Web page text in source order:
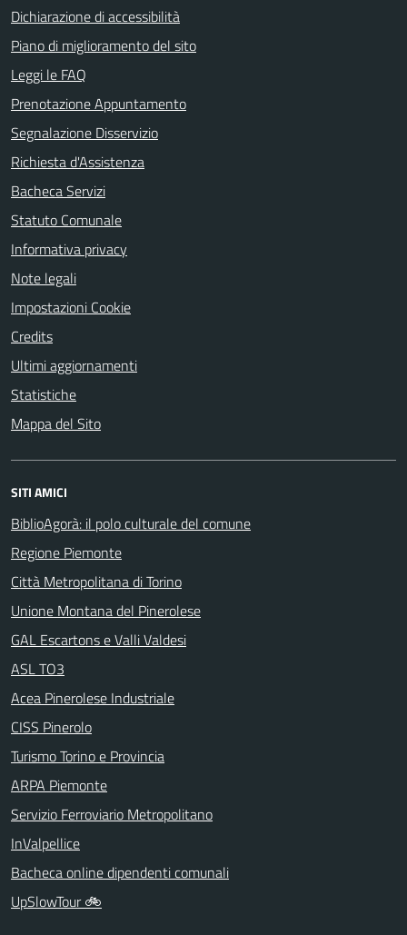
Dichiarazione di accessibilità
Piano di miglioramento del sito
Leggi le FAQ
Prenotazione Appuntamento
Segnalazione Disservizio
Richiesta d'Assistenza
Bacheca Servizi
Statuto Comunale
Informativa privacy
Note legali
Impostazioni Cookie
Credits
Ultimi aggiornamenti
Statistiche
Mappa del Sito
SITI AMICI
BiblioAgorà: il polo culturale del comune
Regione Piemonte
Città Metropolitana di Torino
Unione Montana del Pinerolese
GAL Escartons e Valli Valdesi
ASL TO3
Acea Pinerolese Industriale
CISS Pinerolo
Turismo Torino e Provincia
ARPA Piemonte
Servizio Ferroviario Metropolitano
InValpellice
Bacheca online dipendenti comunali
UpSlowTour 🚲